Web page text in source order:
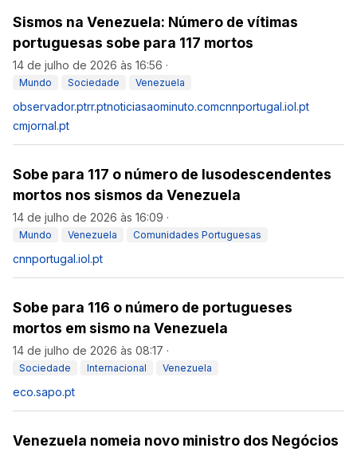
Sismos na Venezuela: Número de vítimas
portuguesas sobe para 117 mortos
14 de julho de 2026 às 16:56 ·
Mundo Sociedade Venezuela
observador.ptrr.ptnoticiasaominuto.comcnnportugal.iol.pt
cmjornal.pt
Sobe para 117 o número de lusodescendentes
mortos nos sismos da Venezuela
14 de julho de 2026 às 16:09 ·
Mundo Venezuela Comunidades Portuguesas
cnnportugal.iol.pt
Sobe para 116 o número de portugueses
mortos em sismo na Venezuela
14 de julho de 2026 às 08:17 ·
Sociedade Internacional Venezuela
eco.sapo.pt
Venezuela nomeia novo ministro dos Negócios